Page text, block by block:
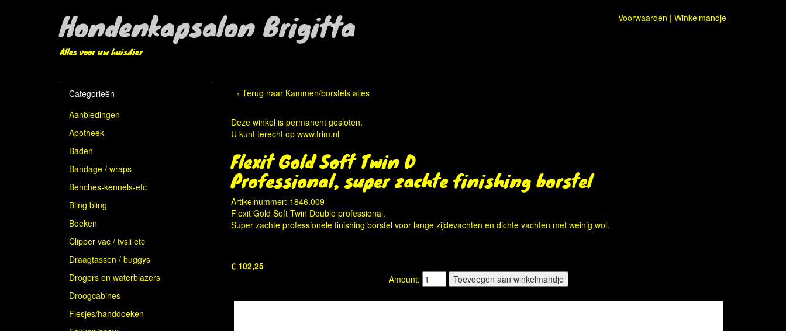
Hondenkapsalon Brigitta
Alles voor uw huisdier
Voorwaarden | Winkelmandje
Categorieën
Aanbiedingen
Apotheek
Baden
Bandage / wraps
Benches-kennels-etc
Bling bling
Boeken
Clipper vac / tvsii etc
Draagtassen / buggys
Drogers en waterblazers
Droogcabines
Flesjes/handdoeken
‹ Terug naar Kammen/borstels alles
Deze winkel is permanent gesloten.
U kunt terecht op www.trim.nl
Flexit Gold Soft Twin D
Professional, super zachte finishing borstel
Artikelnummer: 1846.009
Flexit Gold Soft Twin Double professional.
Super zachte professionele finishing borstel voor lange zijdevachten en dichte vachten met weinig wol.
€ 102,25
Amount: